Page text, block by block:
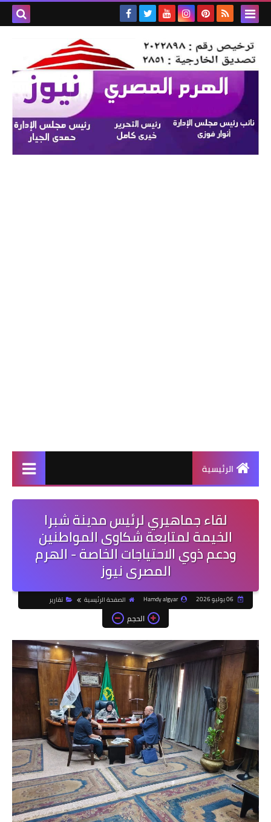
الرئيسية
لقاء جماهيري لرئيس مدينة شبرا
الخيمة لمتابعة شكاوى المواطنين
ودعم ذوي الاحتياجات الخاصة - الهرم
المصرى نيوز
Hamdy algyar الصفحة الرئيسية تقارير
الحجم